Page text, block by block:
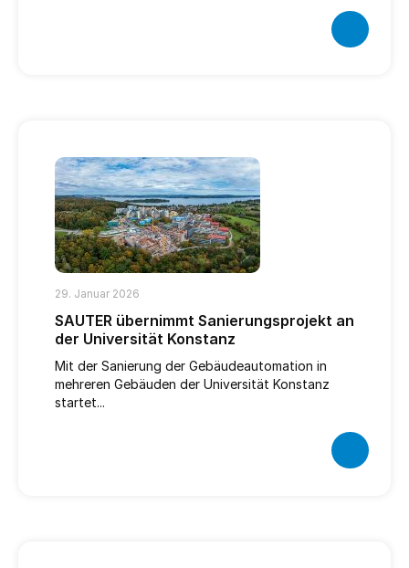
29. Januar 2026
SAUTER übernimmt Sanierungsprojekt an
der Universität Konstanz
Mit der Sanierung der Gebäudeautomation in
mehreren Gebäuden der Universität Konstanz
startet...